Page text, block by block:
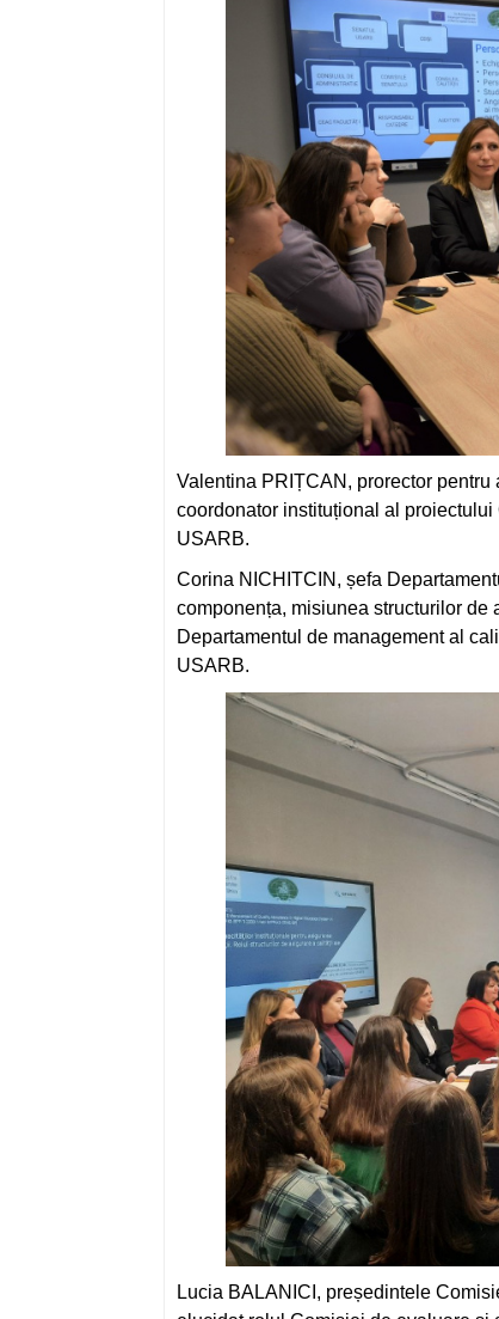
Valentina PRIȚCAN, prorector
coordonator instituțional al
USARB.
Corina NICHITCIN, șefa
componența, misiunea structurilor
Departamentul de management al
USARB.
Lucia BALANICI, președintele